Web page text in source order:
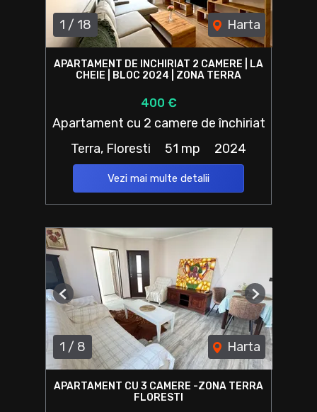
1 / 18 Harta
APARTAMENT DE INCHIRIAT 2 CAMERE | LA
CHEIE | BLOC 2024 | ZONA TERRA
400 €
Apartament cu 2 camere de închiriat
Terra, Floresti
51 mp 2024
Vezi mai multe detalii
1 / 8 Harta
Previous Next
APARTAMENT CU 3 CAMERE -ZONA TERRA
FLORESTI